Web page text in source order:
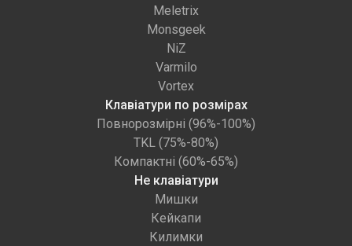
Meletrix
Monsgeek
NiZ
Varmilo
Vortex
Клавіатури по розмірах
Повнорозмірні (96%-100%)
TKL (75%-80%)
Компактні (60%-65%)
Не клавіатури
Мишки
Кейкапи
Килимки